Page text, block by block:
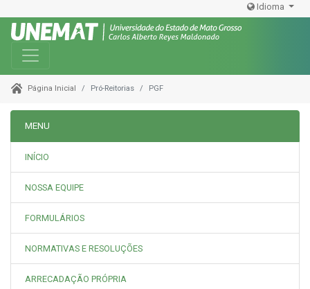
Idioma
Toggle navigation
Página Inicial Pró-Reitorias PGF
MENU
INÍCIO
NOSSA EQUIPE
FORMULÁRIOS
NORMATIVAS E RESOLUÇÕES
ARRECADAÇÃO PRÓPRIA